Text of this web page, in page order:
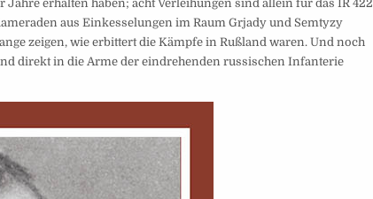
erhalten haben; acht Verleihungen sind allein für das IR 422
aus Einkesselungen im Raum Grjady und Semtyzy
zeigen, wie erbittert die Kämpfe in Rußland waren. Und noch
direkt in die Arme der eindrehenden russischen Infanterie